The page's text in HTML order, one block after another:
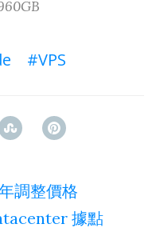
VPS
調整價格
據點